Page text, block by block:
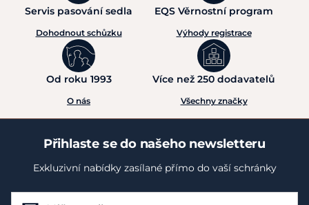
Servis pasování sedla
Dohodnout schůzku
EQS Věrnostní program
Výhody registrace
Od roku 1993
O nás
Více než 250 dodavatelů
Všechny značky
Přihlaste se do našeho newsletteru
Exkluzivní nabídky zasílané přímo do vaší schránky